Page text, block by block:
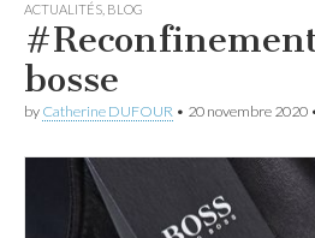
ACTUALITÉS BLOG
bosse
by Catherine DUFOUR • 20 novembre 2020